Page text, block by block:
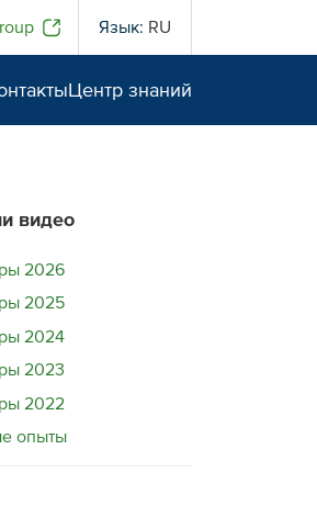
Язык: RU
Центр знаний
видео
2026
2025
2024
2023
2022
опыты